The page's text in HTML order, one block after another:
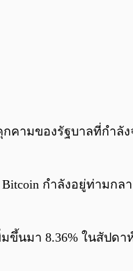
ามของรัฐบาลที่กำลั
กำลังอยู่ท่ามกล
นมา 8.36% ในสัปด